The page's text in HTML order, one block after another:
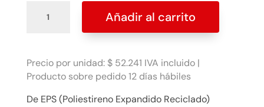
Zócalo
mate
-
$
Añadir al carrito
Precio por unidad: $ 52.241 IVA incluido |
Producto sobre pedido 12 días hábiles
De EPS (Poliestireno Expandido Reciclado)